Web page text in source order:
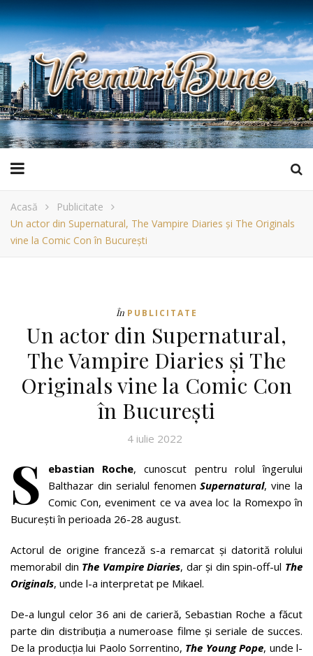
Acasă
Publicitate
Un actor din Supernatural, The Vampire Diaries și The Originals
vine la Comic Con în București
În PUBLICITATE
Un actor din Supernatural,
The Vampire Diaries și The
Originals vine la Comic Con
în București
4 iulie 2022
S ebastian Roche, cunoscut pentru rolul îngerului
Balthazar din serialul fenomenSupernatural, vine la
Comic Con, eveniment ce va avea loc la Romexpo în
București în perioada 26-28 august.
Actorul de origine franceză s-a remarcat şi datorită rolului
memorabil din The Vampire Diaries, dar şi din spin-off-ul The
Originals, unde l-a interpretat pe Mikael.
De-a lungul celor 36 ani de carieră, Sebastian Roche a făcut
parte din distribuția a numeroase filme și seriale de succes.
De la producţia lui Paolo Sorrentino, The Young Pope, unde l-